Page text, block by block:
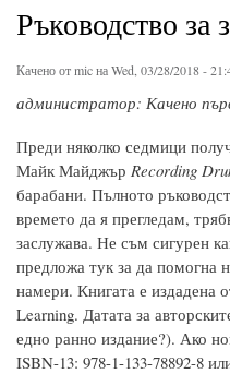
Ръководство за
Качено отmicна Wed, 03/28/2018 -
администратор: Качено
Преди няколко седмици
Майк Майджър Recording
барабани. Пълното
времето да я прегледам,
заслужава. Не съм сигурен
предложа тук за да помогна
намери. Книгата е издадена
Learning. Датата за
едно ранно издание?). Ако
ISBN-13: 978-1-133-78892-8